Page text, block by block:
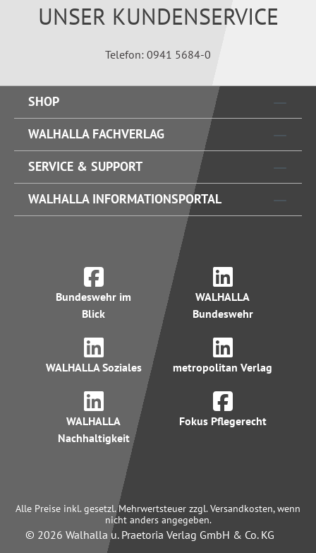
UNSER KUNDENSERVICE
Telefon: 0941 5684-0
SHOP
WALHALLA FACHVERLAG
SERVICE & SUPPORT
WALHALLA INFORMATIONSPORTAL
Bundeswehr im
Blick
WALHALLA
Bundeswehr
WALHALLA Soziales metropolitan Verlag
WALHALLA
Nachhaltigkeit
Fokus Pflegerecht
Alle Preise inkl. gesetzl. Mehrwertsteuer zzgl. Versandkosten, wenn
nicht anders angegeben.
© 2026 Walhalla u. Praetoria Verlag GmbH & Co. KG